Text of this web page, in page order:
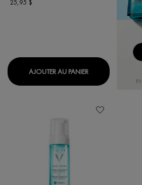
AJOUTER AU PANIER PURETÉ